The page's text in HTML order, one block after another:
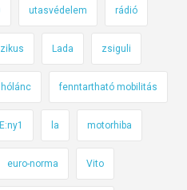
utasvédelem rádió
Lada zsiguli
hólánc fenntartható mobilitás
la motorhiba
euro-norma Vito